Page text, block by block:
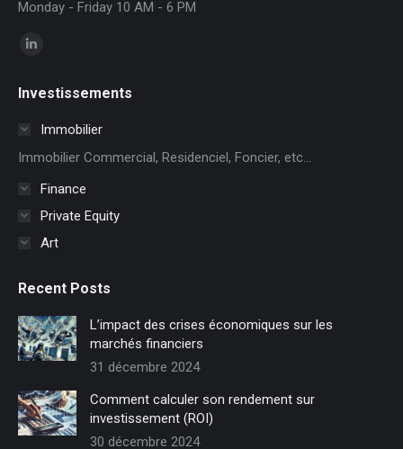
Monday - Friday 10 AM - 6 PM
Trouvez nous sur :
LinkedIn
s'ouvre
nouvelle
fenêtre
Investissements
Immobilier
Immobilier Commercial, Residenciel, Foncier, etc...
Finance
Private Equity
Art
Recent Posts
L’impact des crises économiques sur les
marchés financiers
31 décembre 2024
Comment calculer son rendement sur
investissement (ROI)
30 décembre 2024